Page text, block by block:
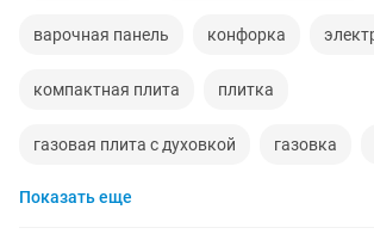
варочная панель конфорка
компактная плита плитка
газовая плита с духовкой газовка
плита варочная
Показать еще